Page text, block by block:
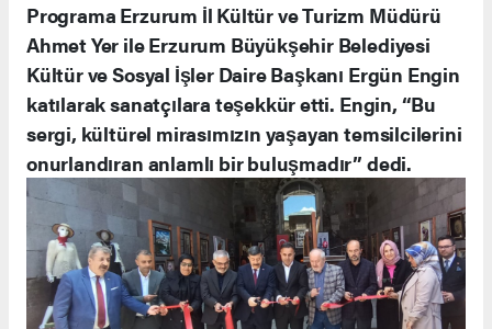
Programa Erzurum İl Kültür ve Turizm Müdürü
Ahmet Yer ile Erzurum Büyükşehir Belediyesi
Kültür ve Sosyal İşler Daire Başkanı Ergün Engin
katılarak sanatçılara teşekkür etti. Engin, “Bu
sergi, kültürel mirasımızın yaşayan temsilcilerini
onurlandıran anlamlı bir buluşmadır” dedi.